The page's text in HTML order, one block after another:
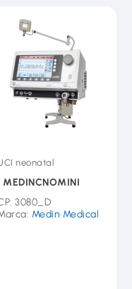
neonatal
MEDINCNOMINI
3080_D
Medin Medical